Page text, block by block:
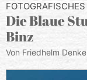
Die Blaue
Binz
Von Friedhelm